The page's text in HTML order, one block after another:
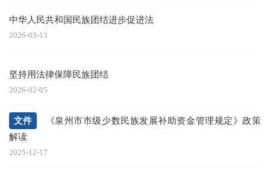
中华人民共和国民族团结进步促进法
2026-03-13
坚持用法律保障民族团结
2026-02-05
文件
《泉州市市级少数民族发展补助资金管理规定》政策
解读
2025-12-17